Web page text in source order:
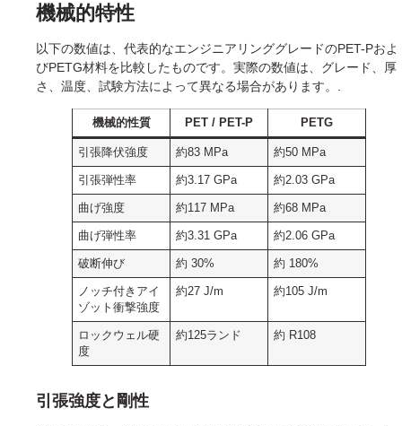
機械的特性
以下の数値は、代表的なエンジニアリンググレードのPET-Pおよ
びPETG材料を比較したものです。実際の数値は、グレード、厚
さ、温度、試験方法によって異なる場合があります。.
機械的性質 PET / PET-P PETG
引張降伏強度 約83 MPa 約50 MPa
引張弾性率 約3.17 GPa 約2.03 GPa
曲げ強度 約117 MPa 約68 MPa
曲げ弾性率 約3.31 GPa 約2.06 GPa
破断伸び 約 30% 約 180%
ノッチ付きアイ
ゾット衝撃強度
約27 J/m 約105 J/m
ロックウェル硬
度
約125ランド 約 R108
引張強度と剛性